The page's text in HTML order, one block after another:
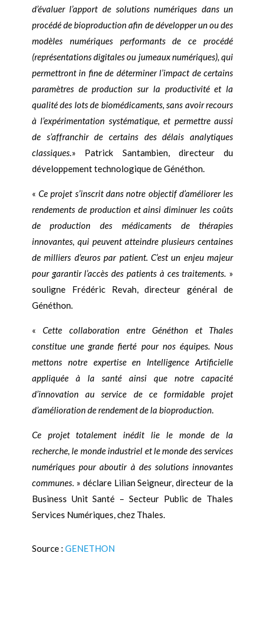
d’évaluer l’apport de solutions numériques dans un
procédé de bioproduction afin de développer un ou des
modèles numériques performants de ce procédé
(représentations digitales ou jumeaux numériques), qui
permettront in fine de déterminer l’impact de certains
paramètres de production sur la productivité et la
qualité des lots de biomédicaments, sans avoir recours
à l’expérimentation systématique, et permettre aussi
de s’affranchir de certains des délais analytiques
classiques.» Patrick Santambien, directeur du
développement technologique de Généthon.
«Ce projet s’inscrit dans notre objectif d’améliorer les
rendements de production et ainsi diminuer les coûts
de production des médicaments de thérapies
innovantes, qui peuvent atteindre plusieurs centaines
de milliers d’euros par patient. C’est un enjeu majeur
pour garantir l’accès des patients à ces traitements. »
souligne Frédéric Revah, directeur général de
Généthon.
«Cette collaboration entre Généthon et Thales
constitue une grande fierté pour nos équipes. Nous
mettons notre expertise en Intelligence Artificielle
appliquée à la santé ainsi que notre capacité
d’innovation au service de ce formidable projet
d’amélioration de rendement de la bioproduction.
Ce projet totalement inédit lie le monde de la
recherche, le monde industriel et le monde des services
numériques pour aboutir à des solutions innovantes
communes. » déclare Lilian Seigneur, directeur de la
Business Unit Santé – Secteur Public de Thales
Services Numériques, chez Thales.
Source : GENETHON